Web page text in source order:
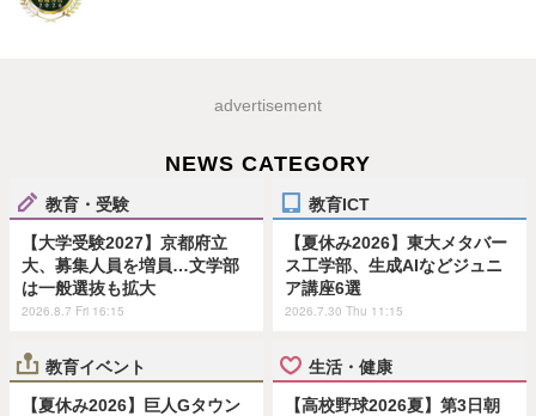
advertisement
NEWS CATEGORY
教育・受験
【大学受験2027】京都府立
大、募集人員を増員…文学部
は一般選抜も拡大
2026.8.7 Fri 16:15
教育ICT
【夏休み2026】東大メタバー
ス工学部、生成AIなどジュニ
ア講座6選
2026.7.30 Thu 11:15
教育イベント
【夏休み2026】巨人Gタウン
生活・健康
【高校野球2026夏】第3日朝